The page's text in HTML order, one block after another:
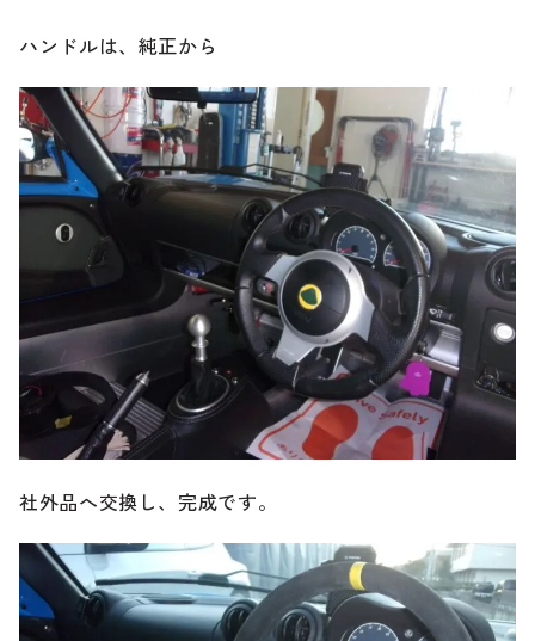
のご相談も可能です。
希望ください。
ハンドルは、純正から
社外品へ交換し、完成です。